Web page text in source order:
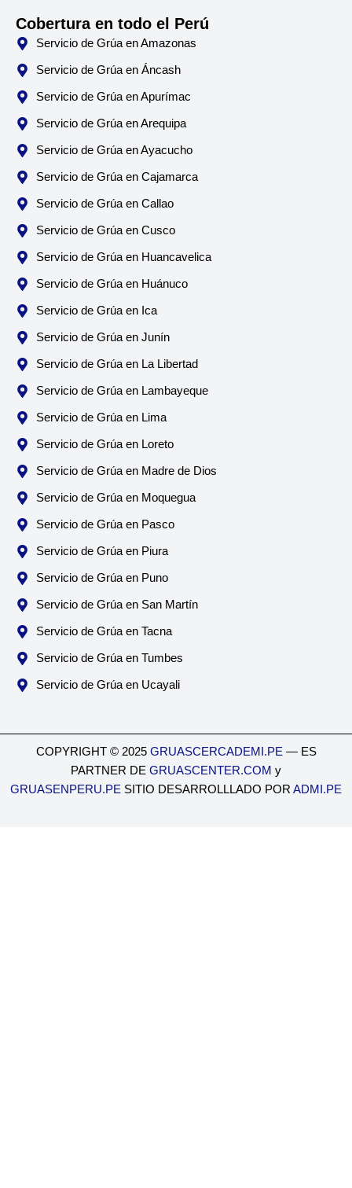
Cobertura en todo el Perú
Servicio de Grúa en Amazonas
Servicio de Grúa en Áncash
Servicio de Grúa en Apurímac
Servicio de Grúa en Arequipa
Servicio de Grúa en Ayacucho
Servicio de Grúa en Cajamarca
Servicio de Grúa en Callao
Servicio de Grúa en Cusco
Servicio de Grúa en Huancavelica
Servicio de Grúa en Huánuco
Servicio de Grúa en Ica
Servicio de Grúa en Junín
Servicio de Grúa en La Libertad
Servicio de Grúa en Lambayeque
Servicio de Grúa en Lima
Servicio de Grúa en Loreto
Servicio de Grúa en Madre de Dios
Servicio de Grúa en Moquegua
Servicio de Grúa en Pasco
Servicio de Grúa en Piura
Servicio de Grúa en Puno
Servicio de Grúa en San Martín
Servicio de Grúa en Tacna
Servicio de Grúa en Tumbes
Servicio de Grúa en Ucayali
COPYRIGHT © 2025 GRUASCERCADEMI.PE — ES
PARTNER DE GRUASCENTER.COM y
GRUASENPERU.PE SITIO DESARROLLLADO POR ADMI.PE